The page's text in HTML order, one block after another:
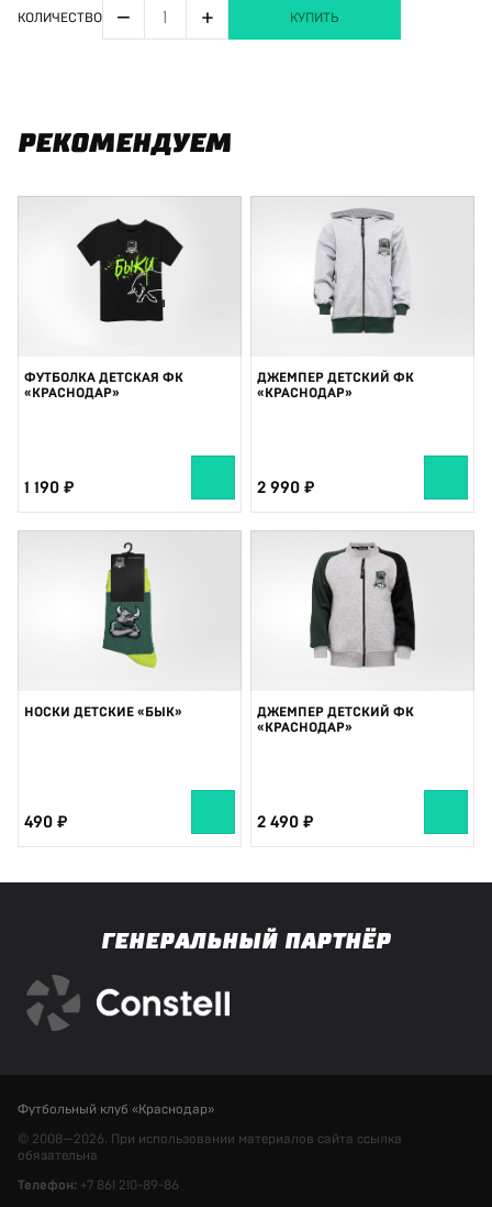
КОЛИЧЕСТВО − + КУПИТЬ
РЕКОМЕНДУЕМ
ФУТБОЛКА ДЕТСКАЯ ФК
«КРАСНОДАР»
1 190
ДЖЕМПЕР ДЕТСКИЙ ФК
«КРАСНОДАР»
2 990
НОСКИ ДЕТСКИЕ «БЫК»
490
ДЖЕМПЕР ДЕТСКИЙ ФК
«КРАСНОДАР»
2 490
ГЕНЕРАЛЬНЫЙ ПАРТНЁР
Футбольный клуб «Краснодар»
© 2008—2026. При использовании материалов сайта ссылка
обязательна
Телефон: +7 861 210-89-86